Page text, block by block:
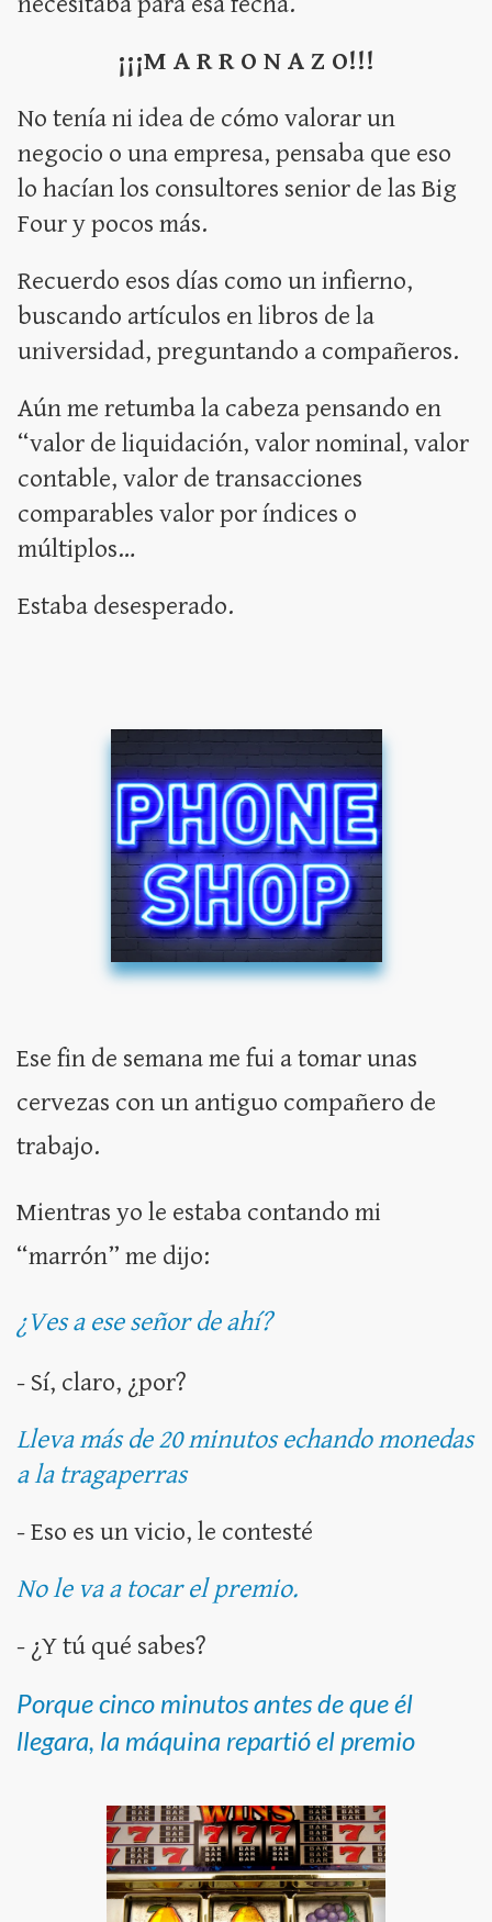
¡¡¡M A R R O N A Z O!!!
No tenía ni idea de cómo valorar un
negocio o una empresa, pensaba que eso
lo hacían los consultores senior de las Big
Four y pocos más.
Recuerdo esos días como un infierno,
buscando artículos en libros de la
universidad, preguntando a compañeros.
Aún me retumba la cabeza pensando en
“valor de liquidación, valor nominal, valor
contable, valor de transacciones
comparables valor por índices o
múltiplos…
Estaba desesperado.
Ese fin de semana me fui a tomar unas
cervezas con un antiguo compañero de
trabajo.
Mientras yo le estaba contando mi
“marrón” me dijo:
¿Ves a ese señor de ahí?
- Sí, claro, ¿por?
Lleva más de 20 minutos echando monedas
a la tragaperras
- Eso es un vicio, le contesté
No le va a tocar el premio.
- ¿Y tú qué sabes?
Porque cinco minutos antes de que él
llegara, la máquina repartió el premio